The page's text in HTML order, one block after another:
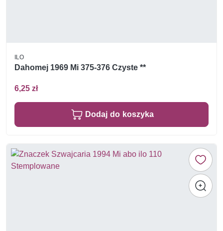
ILO
Dahomej 1969 Mi 375-376 Czyste **
6,25 zł
Dodaj do koszyka